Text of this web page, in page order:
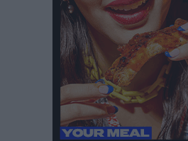
Στον Ιπποκράτη η Μαρία
Αθλητικά • πριν 2 ώρες
Οικονομική ενίσχυση για
Αθλητικά• πριν 2 ώρες